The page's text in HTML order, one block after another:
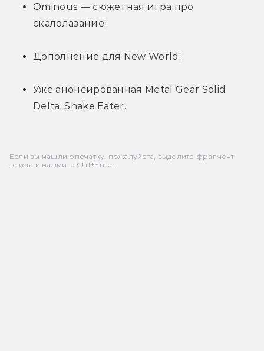
Ominous — сюжетная игра про
скалолазание;
Дополнение для New World;
Уже анонсированная Metal Gear Solid
Delta: Snake Eater.
Если вы нашли опечатку, пожалуйста, выделите фрагмент
текста и нажмите Ctrl+Enter.